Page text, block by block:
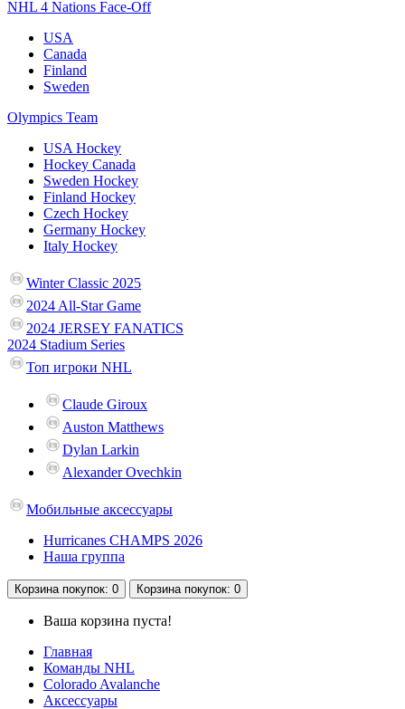
NHL 4 Nations Face-Off
USA
Canada
Finland
Sweden
Olympics Team
USA Hockey
Hockey Canada
Sweden Hockey
Finland Hockey
Czech Hockey
Germany Hockey
Italy Hockey
Winter Classic 2025
2024 All-Star Game
2024 JERSEY FANATICS
2024 Stadium Series
Топ игроки NHL
Claude Giroux
Auston Matthews
Dylan Larkin
Alexander Ovechkin
Мобильные аксессуары
Hurricanes CHAMPS 2026
Наша группа
Корзина покупок: 0 Корзина покупок: 0
Ваша корзина пуста!
Главная
Команды NHL
Colorado Avalanche
Аксессуары